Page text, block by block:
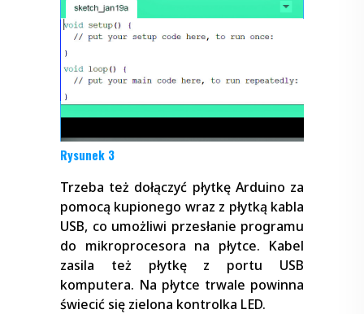
Rysunek 3
Trzeba też dołączyć płytkę Arduino za
pomocą kupionego wraz z płytką kabla
USB, co umożliwi przesłanie programu
do mikroprocesora na płytce. Kabel
zasila też płytkę z portu USB
komputera. Na płytce trwale powinna
świecić się zielona kontrolka LED.